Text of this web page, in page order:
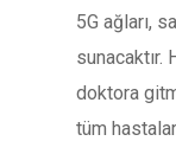
5G ağları,
sunacaktır.
doktora
tüm